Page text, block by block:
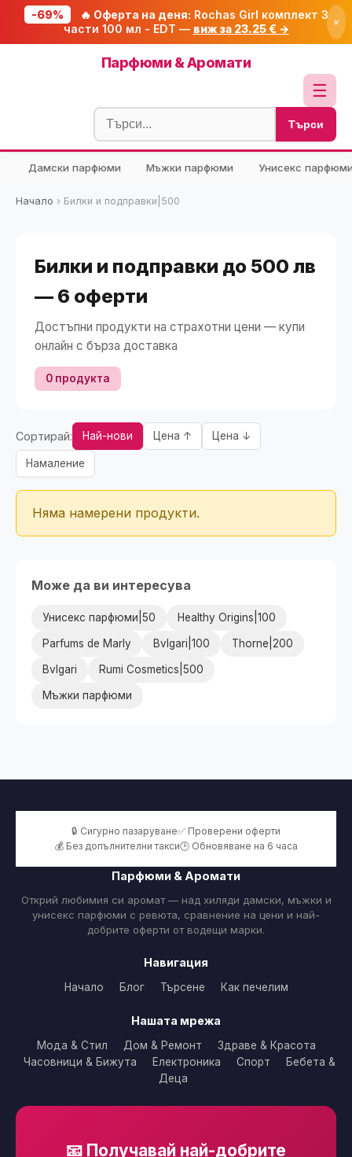
-69% 🔥 Оферта на деня: Rochas Girl комплект 3
части 100 мл - EDT — виж за 23.25 € → ×
Парфюми & Аромати
☰
Блог
🧮 Калкулатори
🔍 Намери продукт
🎁 Подарък
Търси
Дамски парфюми Мъжки парфюми Унисекс
Начало › Билки и подправки|500
Билки и подправки до 500 лв
— 6 оферти
Достъпни продукти на страхотни цени — купи
онлайн с бърза доставка
0 продукта
Сортирай: Най-нови Цена ↑ Цена ↓
Намаление
Няма намерени продукти.
Може да ви интересува
Унисекс парфюми|50 Healthy Origins|100
Parfums de Marly Bvlgari|100 Thorne|200
Bvlgari Rumi Cosmetics|500
Мъжки парфюми
🔒 Сигурно пазаруване✅ Проверени оферти
💰 Без допълнителни такси🕒 Обновяване на 6 часа
Парфюми & Аромати
Открий любимия си аромат — над хиляди дамски, мъжки и
унисекс парфюми с ревюта, сравнение на цени и най-
добрите оферти от водещи марки.
Навигация
Начало Блог Търсене Как печелим
Нашата мрежа
Мода & Стил Дом & Ремонт
Здраве & Красота
Часовници & Бижута
Електроника Спорт
Бебета &
Деца
📧 Получавай най-добрите